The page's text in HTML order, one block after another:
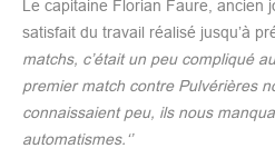
Le capitaine Florian Faure, ancien
satisfait du travail réalisé jusqu’à
matchs, c’était un peu compliqué
premier match contre Pulvérières
connaissaient peu, ils nous
automatismes.‘’